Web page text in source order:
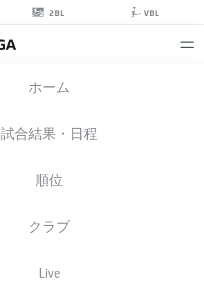
2BL VBL
ホーム
試合結果・日程
順位
クラブ
Live